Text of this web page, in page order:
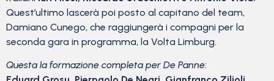
Quest’ultimo lascerà poi posto al capitano del team,
Damiano Cunego, che raggiungerà i compagni per la
seconda gara in programma, la Volta Limburg.
Questa la formazione completa per De Panne: